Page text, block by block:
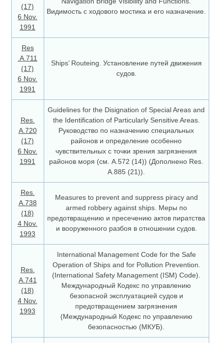
(17)
6 Nov.
1991
Видимость с ходового мостика и его назначение.
Res
.A.711
(17)
6 Nov.
1991
Ships’ Routeing. Установление путей движения
судов.
Res.
А.720
(17)
6 Nov.
1991
Guidelines for the Disignation of Special Areas and
the Identification of Particularly Sensitive Areas.
Руководство по назначению специальных
районов и определение особенно
чувствительных с точки зрения загрязнения
районов моря (см. А.572 (14)) (Дополнено Res.
A.885 (21)).
Res.
A.738
(18)
4 Nov.
1993
Measures to prevent and suppress piracy and
armed robbery against ships. Меры по
предотвращению и пресечению актов пиратства
и вооруженного разбоя в отношении судов.
Res.
A.741
(18)
4 Nov.
1993
International Management Code for the Safe
Operation of Ships and for Pollution Prevention.
(International Safety Management (ISM) Code).
Международный Кодекс по управлению
безопасной эксплуатацией судов и
предотвращением загрязнения
(Международный Кодекс по управлению
безопасностью (МКУБ).